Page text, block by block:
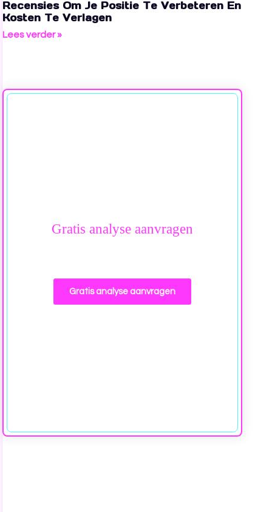
Recensies Om Je Positie Te Verbeteren En
Kosten Te Verlagen
Lees verder »
Gratis analyse aanvragen
Gratis analyse aanvragen